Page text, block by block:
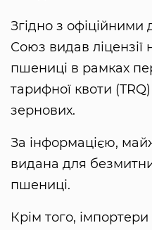
Згідно з
Союз видав ліцензії
пшениці в рамках
тарифної квоти
зернових.
За інформацією,
видана для
пшениці.
Крім того,